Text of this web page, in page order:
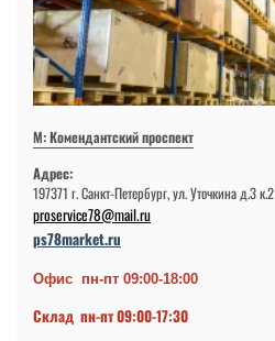
М: Комендантский проспект
Адрес:
197371 г. Санкт-Петербург, ул. Уточкина д.3 к.2
proservice78@mail.ru
ps78market.ru
Офис пн-пт 09:00-18:00
Склад пн-пт 09:00-17:30